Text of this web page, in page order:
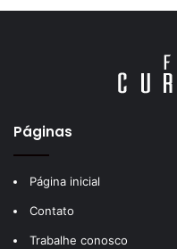
Páginas
Página inicial
Contato
Trabalhe conosco